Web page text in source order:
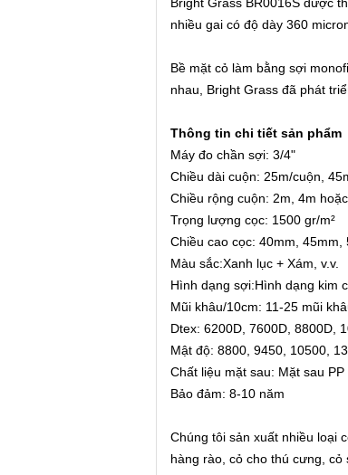
nhiều gai có độ dày 360
Bề mặt cỏ làm bằng sợi
nhau, Bright Grass đã phát
Thông tin chi tiết sản phẩm
Máy đo chần sợi: 3/4"
Chiều dài cuộn: 25m/cuộn,
Chiều rộng cuộn: 2m, 4m
Trọng lượng cọc: 1500 gr/m²
Chiều cao cọc: 40mm, 45mm,
Màu sắc:Xanh lục + Xám, v.v.
Hình dạng sợi:Hình dạng kim
Mũi khâu/10cm: 11-25 mũi
Dtex: 6200D, 7600D, 8800D,
Mật độ: 8800, 9450, 10500,
Chất liệu mặt sau: Mặt sau
Bảo đảm: 8-10 năm
Chúng tôi sản xuất nhiều loại
hàng rào, cỏ cho thú cưng,